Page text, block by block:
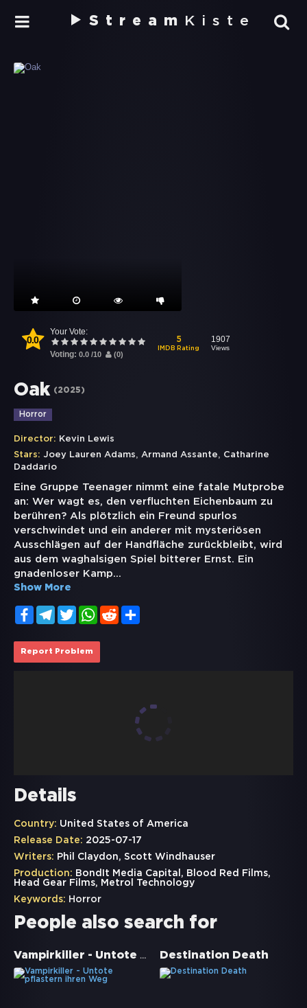
Stream Kiste
0.0
Your Vote:
Voting: 0.0 /10 (0)
5
IMDB Rating
1907
Views
Oak (2025)
Horror
Director: Kevin Lewis
Stars: Joey Lauren Adams, Armand Assante, Catharine
Daddario
Eine Gruppe Teenager nimmt eine fatale Mutprobe
an: Wer wagt es, den verfluchten Eichenbaum zu
berühren? Als plötzlich ein Freund spurlos
verschwindet und ein anderer mit mysteriösen
Ausschlägen auf der Handfläche zurückbleibt, wird
aus dem waghalsigen Spiel bitterer Ernst. Ein
gnadenloser Kamp...
Show More
FacebookTelegramTwitterWhatsApp
Reddit
Report Problem
Details
Country: United States of America
Release Date: 2025-07-17
Writers: Phil Claydon, Scott Windhauser
Production: BondIt Media Capital, Blood Red Films,
Head Gear Films, Metrol Technology
Keywords: Horror
People also search for
Vampirkiller - Untote pflastern ihren Weg Destination Death